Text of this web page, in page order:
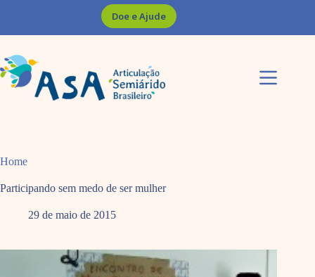
Doe e Ajude
Home
Participando sem medo de ser mulher
29 de maio de 2015